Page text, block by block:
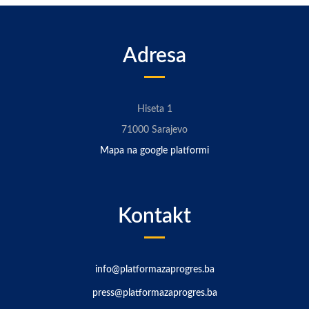
Adresa
Hiseta 1
71000 Sarajevo
Mapa na google platformi
Kontakt
info@platformazaprogres.ba
press@platformazaprogres.ba